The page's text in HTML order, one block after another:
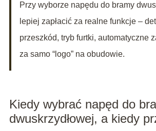
Przy wyborze napędu do bramy
lepiej zapłacić za realne funkcje –
przeszkód, tryb furtki, automatyczne
za samo “logo” na obudowie.
Kiedy wybrać napęd do
dwuskrzydłowej, a kiedy